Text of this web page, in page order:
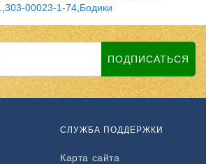
303-00023-1-74 Бодики
ПОДПИСАТЬСЯ
СЛУЖБА ПОДДЕРЖКИ
Карта сайта